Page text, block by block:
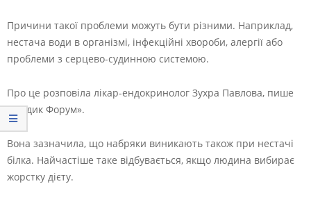
Причини такої проблеми можуть бути різними. Наприклад,
нестача води в організмі, інфекційні хвороби, алергії або
проблеми з серцево-судинною системою.
Про це розповіла лікар-ендокринолог Зухра Павлова, пише
«Медик Форум».
Вона зазначила, що набряки виникають також при нестачі
білка. Найчастіше таке відбувається, якщо людина вибирає
жорстку дієту.